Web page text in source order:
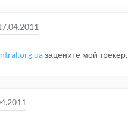
зацените мой трекер.